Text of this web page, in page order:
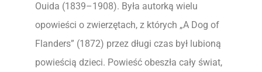
Ouida (1839–1908). Była autorką wielu
opowieści o zwierzętach, z których „A Dog of
Flanders” (1872) przez długi czas był lubioną
powieścią dzieci. Powieść obeszła cały świat,